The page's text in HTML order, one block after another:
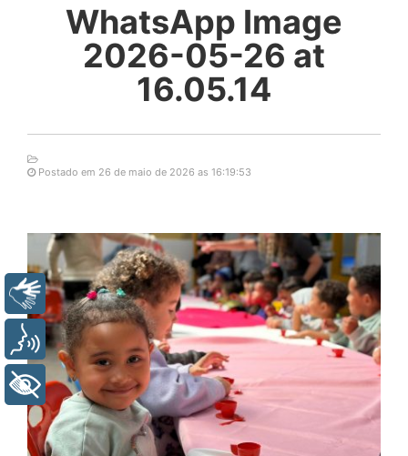
WhatsApp Image
2026-05-26 at
16.05.14
Postado em 26 de maio de 2026 as 16:19:53
Libras
Voz
+ Acessibilidade